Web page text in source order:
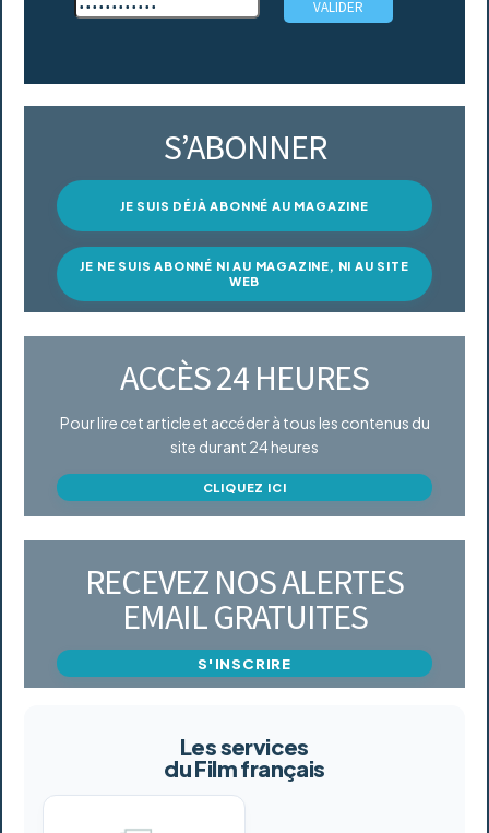
S’ABONNER
JE SUIS DÉJÀ ABONNÉ AU MAGAZINE
JE NE SUIS ABONNÉ NI AU MAGAZINE, NI AU SITE
WEB
ACCÈS 24 HEURES
Pour lire cet article et accéder à tous les contenus du
site durant 24 heures
CLIQUEZ ICI
RECEVEZ NOS ALERTES
EMAIL GRATUITES
S'INSCRIRE
Les services
du Film français